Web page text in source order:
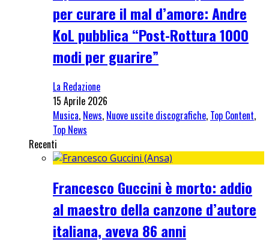
per curare il mal d’amore: Andre
KoL pubblica “Post-Rottura 1000
modi per guarire”
La Redazione
15 Aprile 2026
Musica, News, Nuove uscite discografiche, Top Content,
Top News
Recenti
Francesco Guccini è morto: addio
al maestro della canzone d’autore
italiana, aveva 86 anni